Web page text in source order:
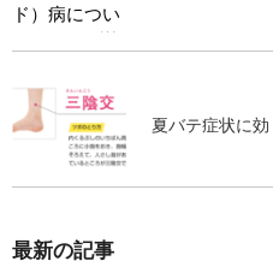
夏バテ症状に効
最新の記事